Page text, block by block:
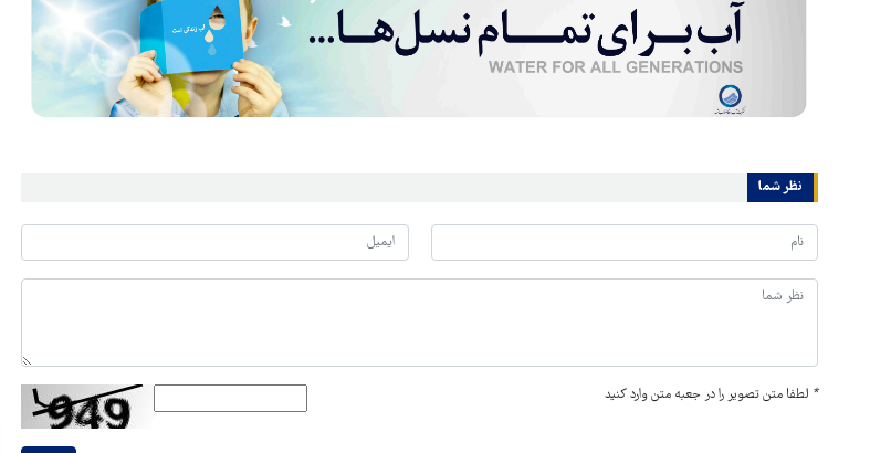
نظر شما
* لطفا متن تصویر را در جعبه متن وارد کنید